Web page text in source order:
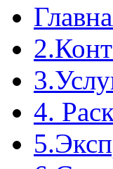
4.